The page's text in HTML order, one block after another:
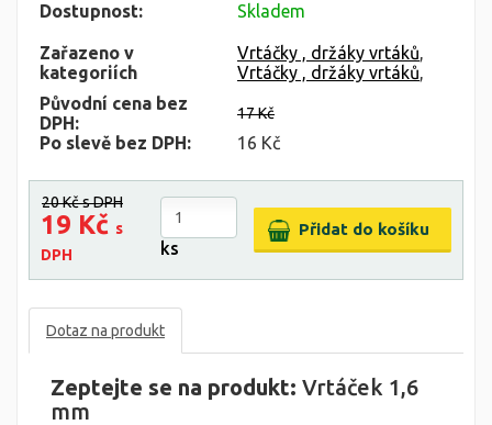
Dostupnost: Skladem
Zařazeno v
kategoriích
Vrtáčky , držáky vrtáků,
Vrtáčky , držáky vrtáků,
Původní cena bez
DPH:
17 Kč
Po slevě bez DPH: 16 Kč
20 Kčs DPH
19 Kč s
DPH
ks
Dotaz na produkt
Zeptejte se na produkt: Vrtáček 1,6
mm